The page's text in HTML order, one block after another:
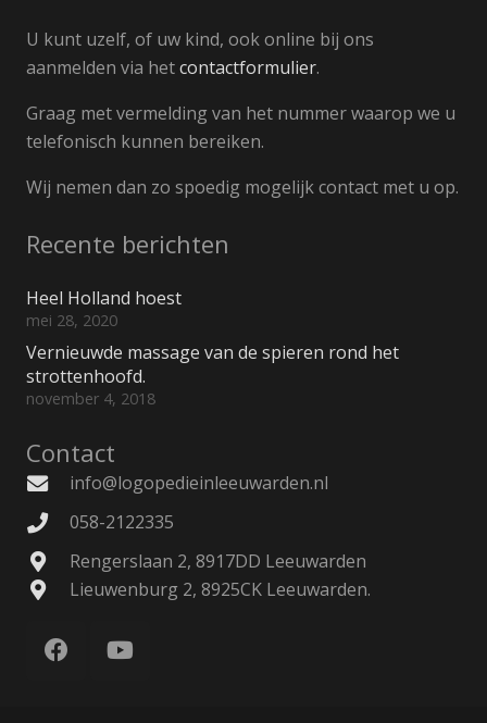
U kunt uzelf, of uw kind, ook online bij ons
aanmelden via hetcontactformulier.
Graag met vermelding van het nummer waarop we u
telefonisch kunnen bereiken.
Wij nemen dan zo spoedig mogelijk contact met u op.
Recente berichten
Heel Holland hoest
mei 28, 2020
Vernieuwde massage van de spieren rond het
strottenhoofd.
november 4, 2018
Contact
info@logopedieinleeuwarden.nl
058-2122335
Rengerslaan 2, 8917DD Leeuwarden
Lieuwenburg 2, 8925CK Leeuwarden.